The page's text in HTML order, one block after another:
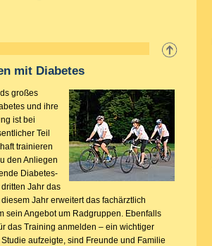
mit Diabetes
großes
und ihre
ist bei
Teil
trainieren
den Anliegen
Diabetes-
Jahr das
Jahr erweitert das fachärztlich
sein Angebot um Radgruppen. Ebenfalls
das Training anmelden – ein wichtiger
aufzeigte, sind Freunde und Familie